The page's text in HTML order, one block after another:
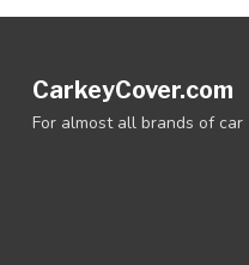
CarkeyCover.com
For almost all brands of car